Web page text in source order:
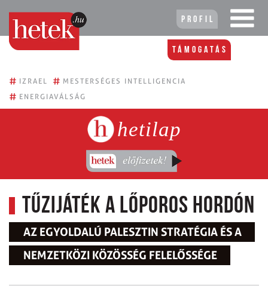
Profil
Támogatás
# IZRAEL # MESTERSÉGES INTELLIGENCIA
# ENERGIAVÁLSÁG
hetilap
Tűzijáték a lőporos hordón
AZ EGYOLDALÚ PALESZTIN STRATÉGIA ÉS A
NEMZETKÖZI KÖZÖSSÉG FELELŐSSÉGE